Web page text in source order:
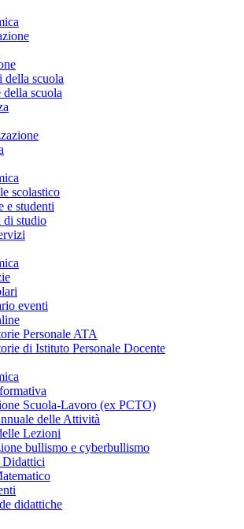
della scuola
della scuola
scolastico
e studenti
di studio
eventi
Personale ATA
di Istituto Personale Docente
Scuola-Lavoro (ex PCTO)
delle Attività
Lezioni
bullismo e cyberbullismo
Didattici
didattiche